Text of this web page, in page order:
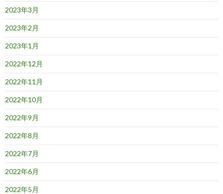
2023年3月
2023年2月
2023年1月
2022年12月
2022年11月
2022年10月
2022年9月
2022年8月
2022年7月
2022年6月
2022年5月